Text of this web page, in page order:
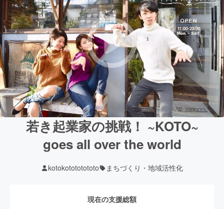
若き起業家の挑戦！ ~KOTO~
goes all over the world
kotokotototototo まちづくり・地域活性化
現在の支援総額